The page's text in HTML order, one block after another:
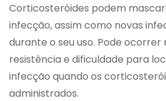
Corticosteróides podem
infecção, assim como novas
durante o seu uso. Pode ocorrer
resistência e dificuldade para
infecção quando os
administrados.